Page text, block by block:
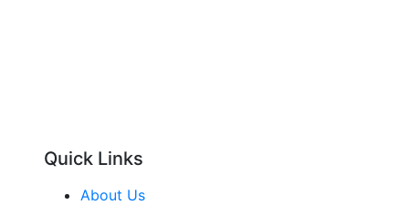
Quick Links
About Us